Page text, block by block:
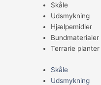
Skåle
Udsmykning
Hjælpemidler
Bundmaterialer
Terrarie planter
Skåle
Udsmykning